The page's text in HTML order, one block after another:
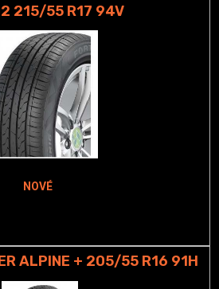
215/55 R17 94V
NOVÉ
ALPINE + 205/55 R16 91H